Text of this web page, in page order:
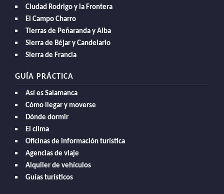
Ciudad Rodrigo y la Frontera
El Campo Charro
Tierras de Peñaranda y Alba
Sierra de Béjar y Candelario
Sierra de Francia
GUÍA PRÁCTICA
Así es Salamanca
Cómo llegar y moverse
Dónde dormir
El clima
Oficinas de información turística
Agencias de viaje
Alquiler de vehículos
Guías turísticos